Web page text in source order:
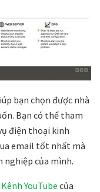
bạn chọn được nhà
Bạn có thể tham
điện thoại kinh
email tốt nhất mà
nghiệp của mình.
Kênh YouTube của